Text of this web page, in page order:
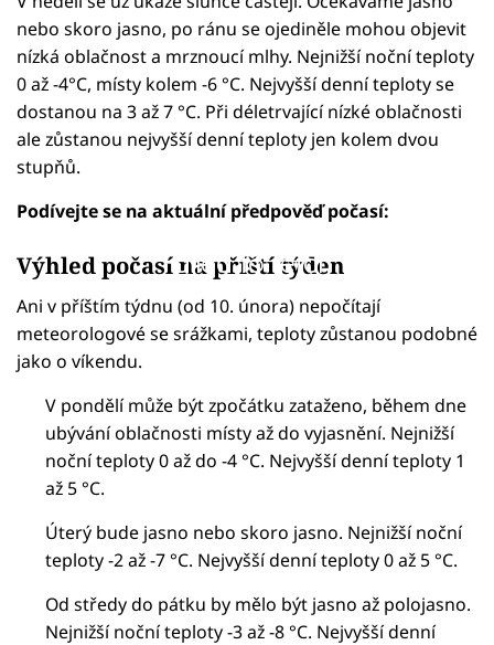
nebo skoro jasno, po ránu se ojediněle mohou objevit
nízká oblačnost a mrznoucí mlhy. Nejnižší noční teploty
0 až -4°C, místy kolem -6 °C. Nejvyšší denní teploty se
dostanou na 3 až 7 °C. Při déletrvající nízké oblačnosti
ale zůstanou nejvyšší denní teploty jen kolem dvou
stupňů.
Podívejte se na aktuální předpověď počasí:
Failed to fetch
Výhled počasí na příští týden
Ani v příštím týdnu (od 10. února) nepočítají
meteorologové se srážkami, teploty zůstanou podobné
jako o víkendu.
V pondělí může být zpočátku zataženo, během dne
ubývání oblačnosti místy až do vyjasnění. Nejnižší
noční teploty 0 až do -4 °C. Nejvyšší denní teploty 1
až 5 °C.
Úterý bude jasno nebo skoro jasno. Nejnižší noční
teploty -2 až -7 °C. Nejvyšší denní teploty 0 až 5 °C.
Od středy do pátku by mělo být jasno až polojasno.
Nejnižší noční teploty -3 až -8 °C. Nejvyšší denní